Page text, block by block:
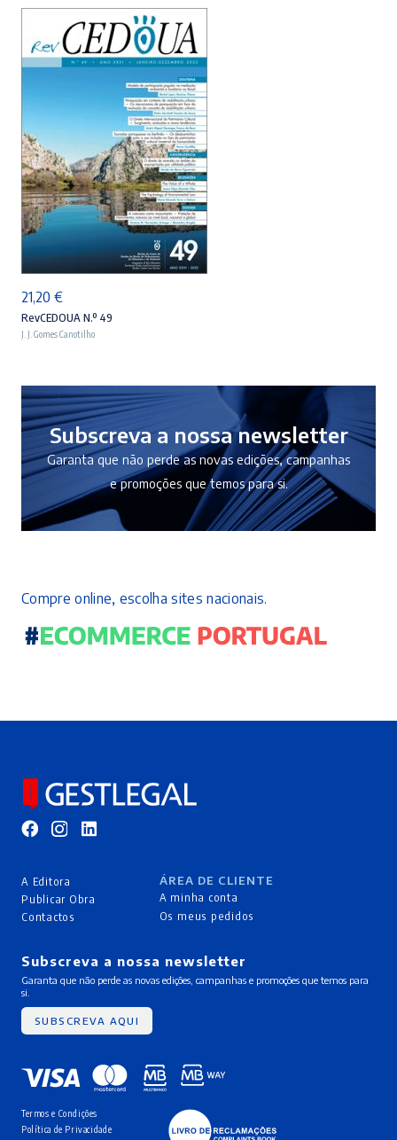
ADICIONAR
21,20 €
RevCEDOUA N.º 49
J. J. Gomes Canotilho
Subscreva a nossa newsletter
Garanta que não perde as novas edições, campanhas
e promoções que temos para si.
Compre online, escolha sites nacionais.
A Editora
Publicar Obra
Contactos
ÁREA DE CLIENTE
A minha conta
Os meus pedidos
Subscreva a nossa newsletter
Garanta que não perde as novas edições, campanhas e promoções que temos para
si.
SUBSCREVA AQUI
Termos e Condições
Política de Privacidade